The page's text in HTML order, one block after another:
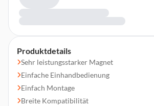
Produktdetails
Sehr leistungsstarker Magnet
Einfache Einhandbedienung
Einfach Montage
Breite Kompatibilität